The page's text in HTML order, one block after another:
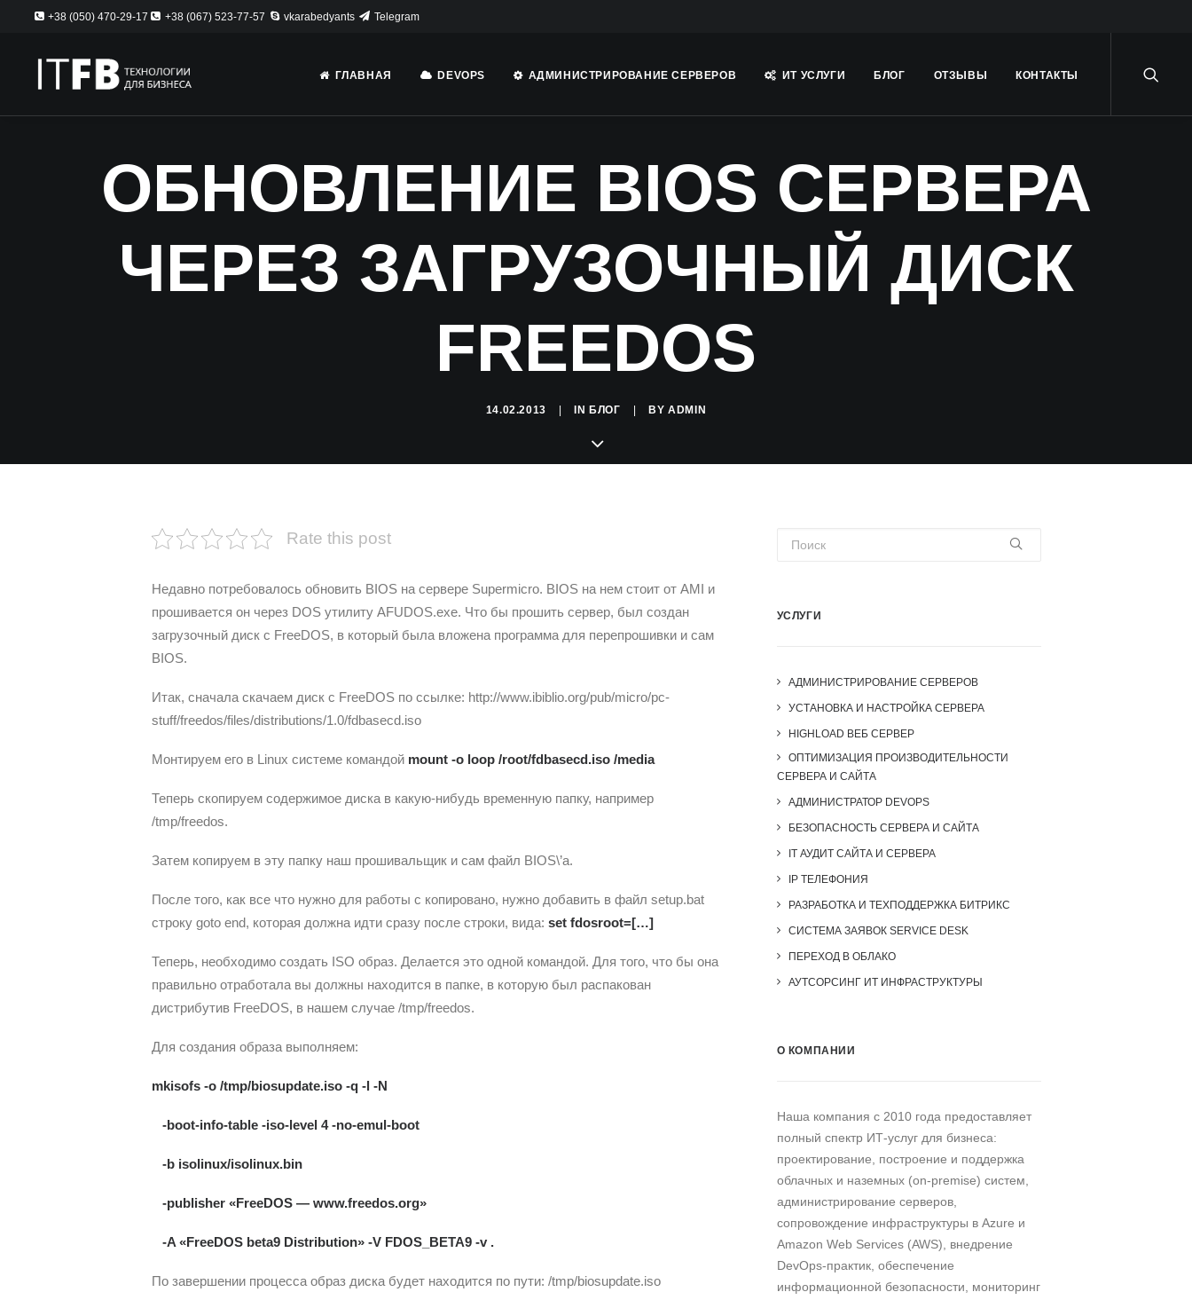
+38 (050) 470-29-17 +38 (067) 523-77-57 vkarabedyants Telegram
ГЛАВНАЯ DEVOPS АДМИНИСТРИРОВАНИЕ СЕРВЕРОВ ИТ УСЛУГИ БЛОГ ОТЗЫВЫ КОНТАКТЫ
ОБНОВЛЕНИЕ BIOS СЕРВЕРА
ЧЕРЕЗ ЗАГРУЗОЧНЫЙ ДИСК
FREEDOS
14.02.2013 IN БЛОГ BYADMIN
Rate this post
Недавно потребовалось обновить BIOS на сервере Supermicro. BIOS на нем стоит от AMI и
прошивается он через DOS утилиту AFUDOS.exe. Что бы прошить сервер, был создан
загрузочный диск с FreeDOS, в который была вложена программа для перепрошивки и сам
BIOS.
Итак, сначала скачаем диск с FreeDOS по ссылке: http://www.ibiblio.org/pub/micro/pc-
stuff/freedos/files/distributions/1.0/fdbasecd.iso
Монтируем его в Linux системе командой mount -o loop /root/fdbasecd.iso /media
Теперь скопируем содержимое диска в какую-нибудь временную папку, например
/tmp/freedos.
Затем копируем в эту папку наш прошивальщик и сам файл BIOS\’а.
После того, как все что нужно для работы с копировано, нужно добавить в файл setup.bat
строку goto end, которая должна идти сразу после строки, вида: set fdosroot=[…]
Теперь, необходимо создать ISO образ. Делается это одной командой. Для того, что бы она
правильно отработала вы должны находится в папке, в которую был распакован
дистрибутив FreeDOS, в нашем случае /tmp/freedos.
Для создания образа выполняем:
mkisofs -o /tmp/biosupdate.iso -q -l -N
-boot-info-table -iso-level 4 -no-emul-boot
-b isolinux/isolinux.bin
-publisher «FreeDOS — www.freedos.org»
-A «FreeDOS beta9 Distribution» -V FDOS_BETA9 -v .
По завершении процесса образ диска будет находится по пути: /tmp/biosupdate.iso
УСЛУГИ
АДМИНИСТРИРОВАНИЕ СЕРВЕРОВ
УСТАНОВКА И НАСТРОЙКА СЕРВЕРА
HIGHLOAD ВЕБ СЕРВЕР
ОПТИМИЗАЦИЯ ПРОИЗВОДИТЕЛЬНОСТИ
СЕРВЕРА И САЙТА
АДМИНИСТРАТОР DEVOPS
БЕЗОПАСНОСТЬ СЕРВЕРА И САЙТА
IT АУДИТ САЙТА И СЕРВЕРА
IP ТЕЛЕФОНИЯ
РАЗРАБОТКА И ТЕХПОДДЕРЖКА БИТРИКС
СИСТЕМА ЗАЯВОК SERVICE DESK
ПЕРЕХОД В ОБЛАКО
АУТСОРСИНГ ИТ ИНФРАСТРУКТУРЫ
О КОМПАНИИ
Наша компания c 2010 года предоставляет
полный спектр ИТ-услуг для бизнеса:
проектирование, построение и поддержка
облачных и наземных (on-premise) систем,
администрирование серверов,
сопровождение инфраструктуры в Azure и
Amazon Web Services (AWS), внедрение
DevOps-практик, обеспечение
информационной безопасности, мониторинг